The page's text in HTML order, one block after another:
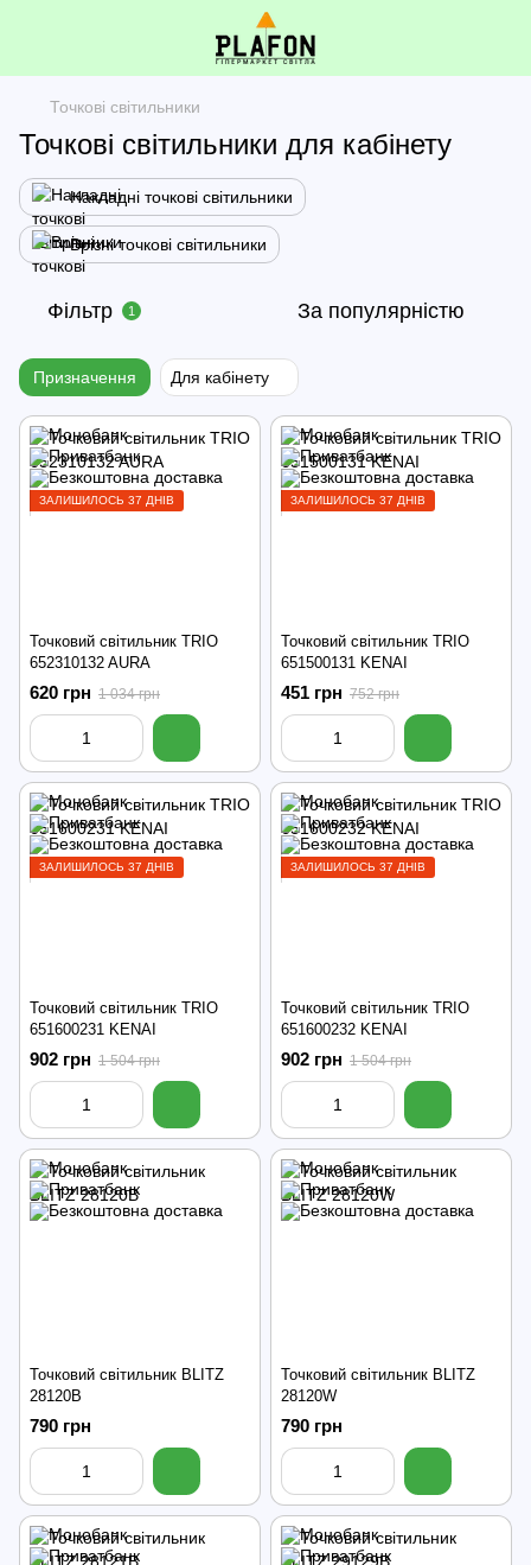
Точкові світильники
Точкові світильники для кабінету
Накладні точкові світильники
Врізні точкові світильники
Фільтр 1 За популярністю
Призначення Для кабінету
ЗАЛИШИЛОСЬ 37 ДНІВ
Точковий світильник TRIO
652310132 AURA
620 грн 1 034 грн
ЗАЛИШИЛОСЬ 37 ДНІВ
Точковий світильник TRIO
651500131 KENAI
451 грн 752 грн
ЗАЛИШИЛОСЬ 37 ДНІВ
Точковий світильник TRIO
651600231 KENAI
902 грн 1 504 грн
ЗАЛИШИЛОСЬ 37 ДНІВ
Точковий світильник TRIO
651600232 KENAI
902 грн 1 504 грн
Точковий світильник BLITZ
28120B
790 грн
Точковий світильник BLITZ
28120W
790 грн